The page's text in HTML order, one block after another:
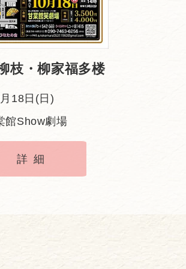
枝・柳家福多楼
18日(日)
館Show劇場
詳細